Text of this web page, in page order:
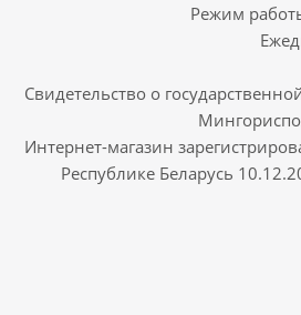
Режим
Свидетельство о
Интернет-магазин
Республике Беларусь